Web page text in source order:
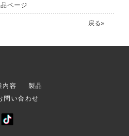
ページ
戻る»
内容
製品
問い合わせ